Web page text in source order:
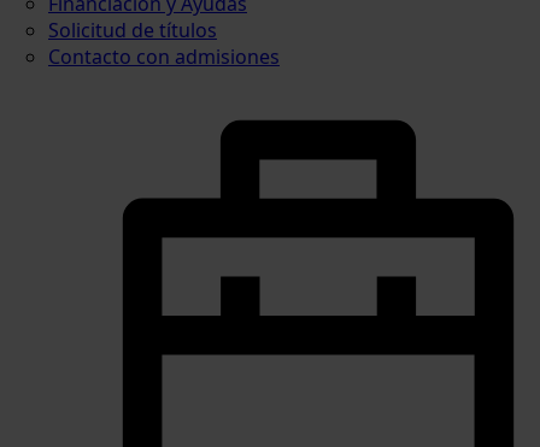
Solicitud de títulos
Contacto con admisiones